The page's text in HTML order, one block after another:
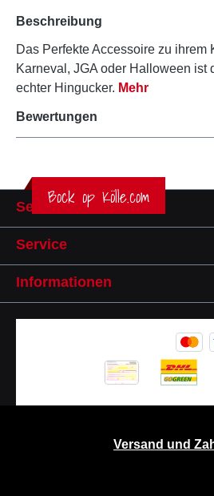
Beschreibung
Das Perfekte Accessoire zu ihrem
Karneval, JGA oder Halloween ist
echter Hingucker. Mehr
Bewertungen
Bock op Kölle.com
Service-Hotline
Service
Informationen
Versand und